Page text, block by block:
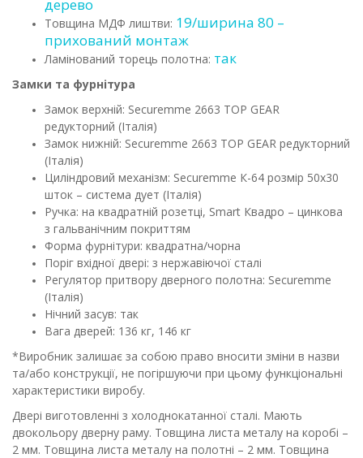
дерево
Товщина МДФ лиштви: 19/ширина 80 –
прихований монтаж
Ламінований торець полотна: так
Замки та фурнітура
Замок верхній: Securemme 2663 TOP GEAR
редукторний (Італія)
Замок нижній: Securemme 2663 TOP GEAR редукторний
(Італія)
Циліндровий механізм: Securemme К-64 розмір 50х30
шток – система дует (Італія)
Ручка: на квадратній розетці, Smart Квадро – цинкова
з гальванічним покриттям
Форма фурнітури: квадратна/чорна
Поріг вхідної двері: з нержавіючої сталі
Регулятор притвору дверного полотна: Securemme
(Італія)
Нічний засув: так
Вага дверей: 136 кг, 146 кг
*Виробник залишає за собою право вносити зміни в назви
та/або конструкції, не погіршуючи при цьому функціональні
характеристики виробу.
Двері виготовленні з холоднокатанної сталі. Мають
двокольору дверну раму. Товщина листа металу на коробі –
2 мм. Товщина листа металу на полотні – 2 мм. Товщина